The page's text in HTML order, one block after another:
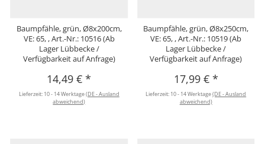
Baumpfähle, grün, Ø8x200cm,
VE: 65, , Art.-Nr.: 10516 (Ab
Lager Lübbecke /
Verfügbarkeit auf Anfrage)
14,49 €*
Lieferzeit: 10 - 14 Werktage(DE - Ausland
abweichend)
Baumpfähle, grün, Ø8x250cm,
VE: 65, , Art.-Nr.: 10519 (Ab
Lager Lübbecke /
Verfügbarkeit auf Anfrage)
17,99 € *
Lieferzeit: 10 - 14 Werktage(DE - Ausland
abweichend)